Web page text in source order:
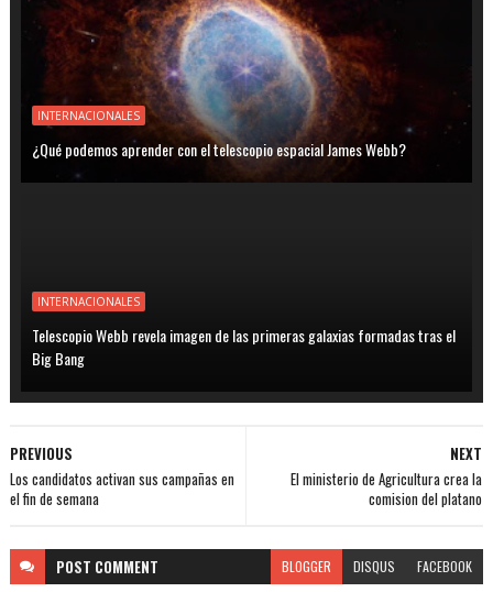
INTERNACIONALES
¿Qué podemos aprender con el telescopio espacial James Webb?
INTERNACIONALES
Telescopio Webb revela imagen de las primeras galaxias formadas tras el
Big Bang
NEXT
El ministerio de Agricultura crea la
comision del platano
PREVIOUS
Los candidatos activan sus campañas en
el fin de semana
POST COMMENT BLOGGER DISQUS FACEBOOK